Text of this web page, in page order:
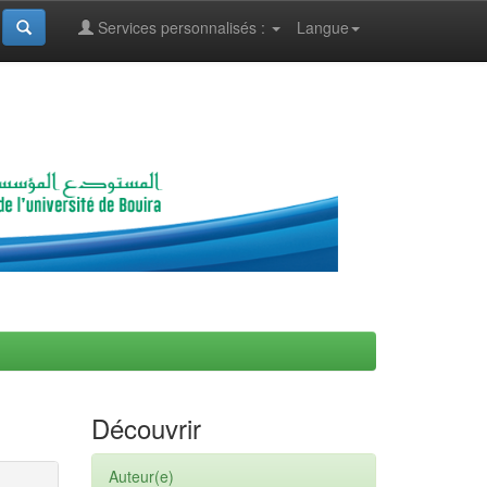
Langue
Services personnalisés :
Découvrir
Auteur(e)